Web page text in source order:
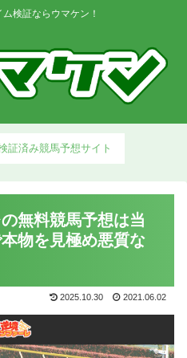
検証ならウマケン！
証済み競馬予想サイト
無料競馬予想は当
物を見極め悪質な
2025.10.30 2021.06.02